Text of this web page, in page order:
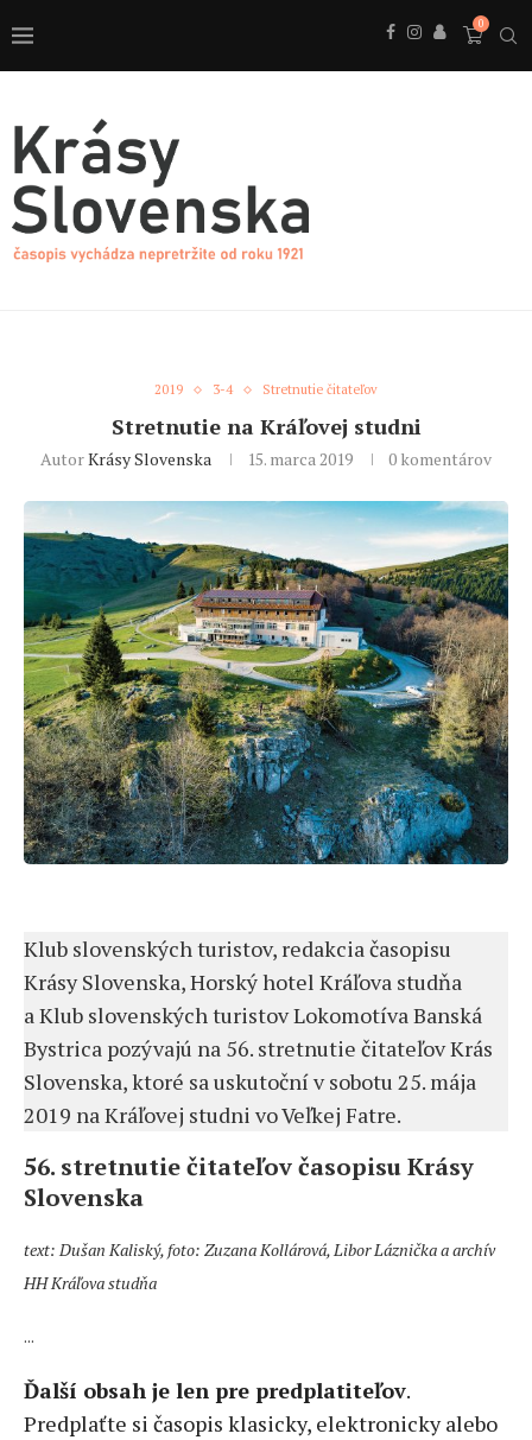
0
2019 3-4 Stretnutie čitateľov
Stretnutie na Kráľovej studni
AutorKrásy Slovenska 15. marca 2019 0 komentárov
Klub slovenských turistov, redakcia časopisu
Krásy Slovenska, Horský hotel Kráľova studňa
a Klub slovenských turistov Lokomotíva Banská
Bystrica pozývajú na 56. stretnutie čitateľov Krás
Slovenska, ktoré sa uskutoční v sobotu 25. mája
2019 na Kráľovej studni vo Veľkej Fatre.
56. stretnutie čitateľov časopisu Krásy
Slovenska
text: Dušan Kaliský, foto: Zuzana Kollárová, Libor Láznička a archív
HH Kráľova studňa
...
Ďalší obsah je len pre predplatiteľov.
Predplaťte si časopis klasicky, elektronicky alebo